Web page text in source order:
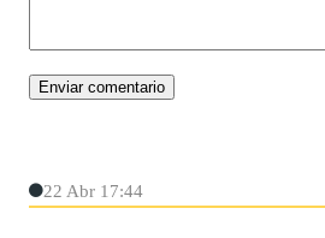
22 Abr 17:44